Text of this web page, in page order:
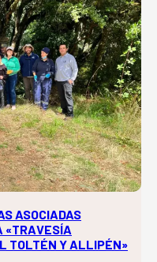
ASOCIADAS
«TRAVESÍA
TOLTÉN Y ALLIPÉN»